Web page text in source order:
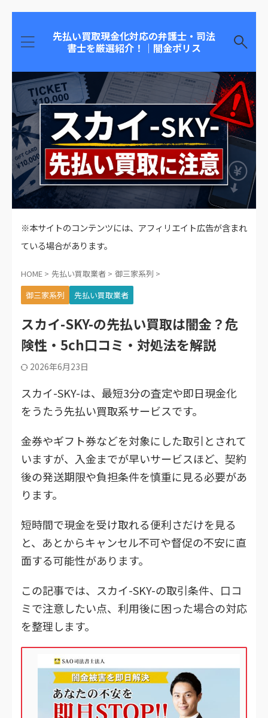
先払い買取現金化対応の弁護士・司法
書士を厳選紹介！｜闇金ポリス
※本サイトのコンテンツには、アフィリエイト広告が含まれ
ている場合があります。
HOME > 先払い買取業者 > 御三家系列 >
御三家系列
先払い買取業者
スカイ-SKY-の先払い買取は闇金？危
険性・5ch口コミ・対処法を解説
2026年6月23日
スカイ-SKY-は、最短3分の査定や即日現金化
をうたう先払い買取系サービスです。
金券やギフト券などを対象にした取引とされて
いますが、入金までが早いサービスほど、契約
後の発送期限や負担条件を慎重に見る必要があ
ります。
短時間で現金を受け取れる便利さだけを見る
と、あとからキャンセル不可や督促の不安に直
面する可能性があります。
この記事では、スカイ-SKY-の取引条件、口コ
ミで注意したい点、利用後に困った場合の対応
を整理します。